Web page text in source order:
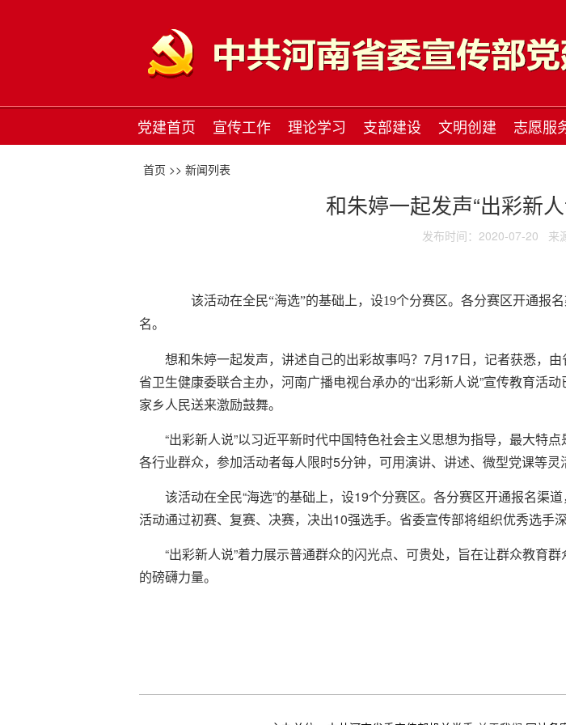
党建首页 宣传工作 理论学习 支部建设 文明创建 志愿服
首页 >> 新闻列表
和朱婷一起发声“出彩新
发布时间：2020-07-20 来
该活动在全民“海选”的基础上，设19个分赛区。各分赛区开通报
名。
想和朱婷一起发声，讲述自己的出彩故事吗？7月17日，记者获悉，
省卫生健康委联合主办，河南广播电视台承办的“出彩新人说”宣传教育活
家乡人民送来激励鼓舞。
“出彩新人说”以习近平新时代中国特色社会主义思想为指导，最大特
各行业群众，参加活动者每人限时5分钟，可用演讲、讲述、微型党课等
该活动在全民“海选”的基础上，设19个分赛区。各分赛区开通报名渠
活动通过初赛、复赛、决赛，决出10强选手。省委宣传部将组织优秀选手
“出彩新人说”着力展示普通群众的闪光点、可贵处，旨在让群众教育
的磅礴力量。